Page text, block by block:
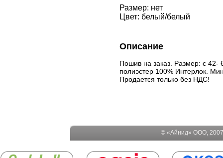
Размер: нет
Цвет: белый/белый
Описание
Пошив на заказ. Размер: с 42-
полиэстер 100% Интерлок.
Продается только без НДС!
© «Айнид» ООО,